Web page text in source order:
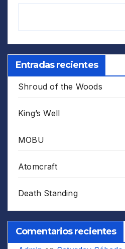
Entradas recientes
Shroud of the Woods
King’s Well
MOBU
Atomcraft
Death Standing
Comentarios recientes